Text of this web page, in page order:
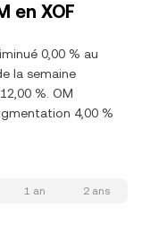
en XOF
0,00 % au
la semaine
%. OM
4,00 %
1 an 2 ans